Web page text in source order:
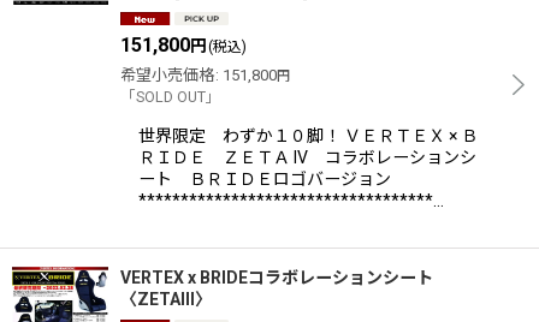
151,800円 (税込)
希望小売価格: 151,800円
「SOLD OUT」
世界限定 わずか１０脚！ ＶＥＲＴＥＸ × Ｂ
ＲＩＤＥ ＺＥＴＡ IV コラボレーションシ
ート ＢＲＩＤＥロゴバージョン
***********************************…
VERTEX x BRIDEコラボレーションシート
〈ZETAIII〉